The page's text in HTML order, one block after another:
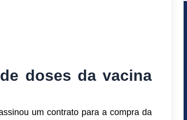
doses da vacina
um contrato para a compra da